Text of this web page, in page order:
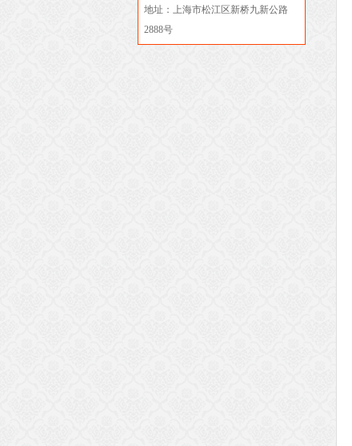
地址：上海市松江区新桥九新公路
2888号